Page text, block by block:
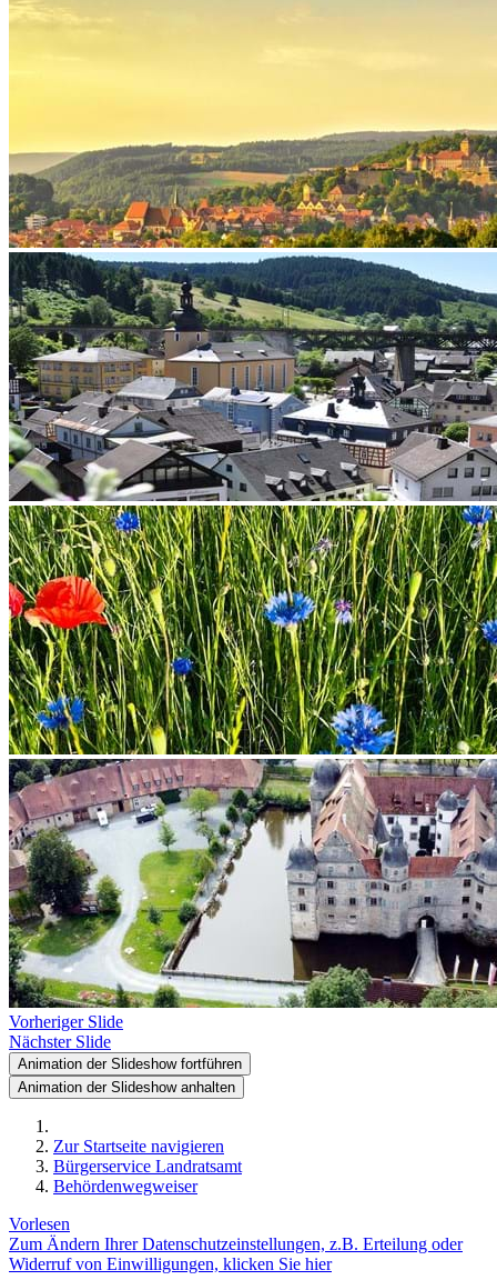
Vorheriger Slide
Nächster Slide
Animation der Slideshow fortführen
Animation der Slideshow anhalten
Zur Startseite navigieren
Bürgerservice Landratsamt
Behördenwegweiser
Vorlesen
Zum Ändern Ihrer Datenschutzeinstellungen, z.B. Erteilung oder
Widerruf von Einwilligungen, klicken Sie hier